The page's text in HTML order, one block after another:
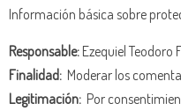
Información básica sobre
Responsable:Ezequiel Teodoro
Finalidad: Moderar los
Legitimación: Por